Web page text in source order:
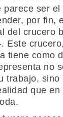
parece ser el
por fin,
del crucero
Este
tiene como
no
trabajo, sino
que en